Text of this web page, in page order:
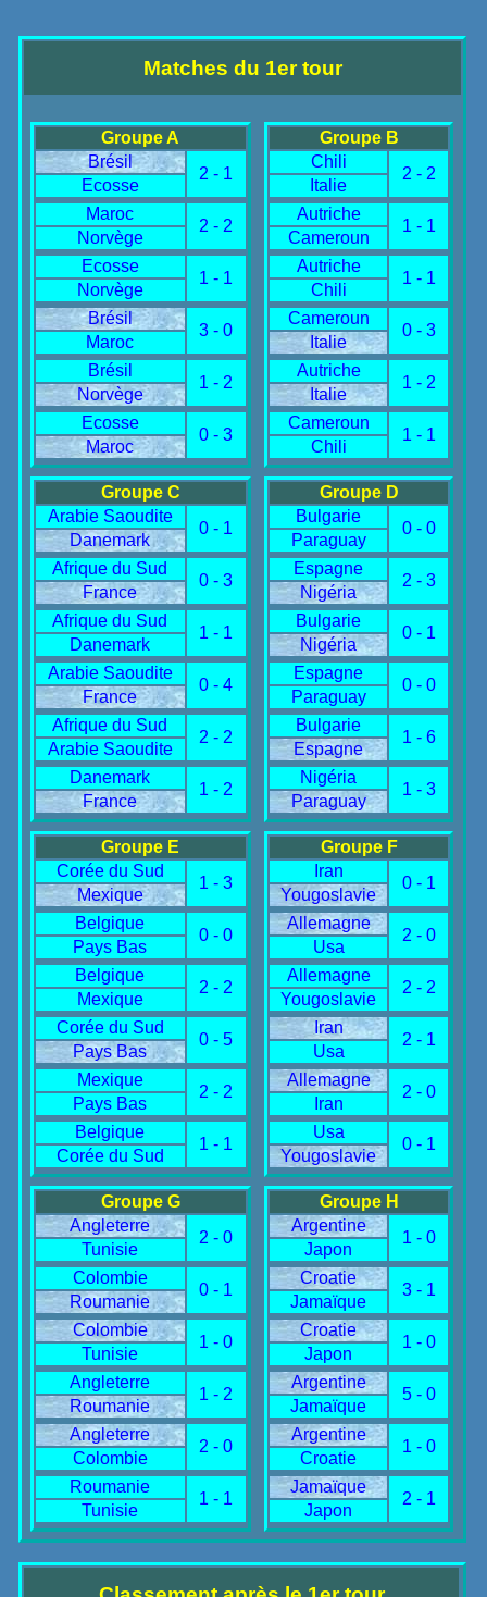
Matches du 1er tour
Groupe A
Brésil
2 - 1
Ecosse
Maroc
2 - 2
Norvège
Ecosse
1 - 1
Norvège
Brésil
3 - 0
Maroc
Brésil
1 - 2
Norvège
Ecosse
0 - 3
Maroc
Groupe B
Chili
2 - 2
Italie
Autriche
1 - 1
Cameroun
Autriche
1 - 1
Chili
Cameroun
0 - 3
Italie
Autriche
1 - 2
Italie
Cameroun
1 - 1
Chili
Groupe C
Arabie Saoudite
0 - 1
Danemark
Afrique du Sud
0 - 3
France
Afrique du Sud
1 - 1
Danemark
Arabie Saoudite
0 - 4
France
Afrique du Sud
2 - 2
Arabie Saoudite
Danemark
1 - 2
France
Groupe D
Bulgarie
0 - 0
Paraguay
Espagne
2 - 3
Nigéria
Bulgarie
0 - 1
Nigéria
Espagne
0 - 0
Paraguay
Bulgarie
1 - 6
Espagne
Nigéria
1 - 3
Paraguay
Groupe E
Corée du Sud
1 - 3
Mexique
Belgique
0 - 0
Pays Bas
Belgique
2 - 2
Mexique
Corée du Sud
0 - 5
Pays Bas
Mexique
2 - 2
Pays Bas
Belgique
1 - 1
Corée du Sud
Groupe F
Iran
0 - 1
Yougoslavie
Allemagne
2 - 0
Usa
Allemagne
2 - 2
Yougoslavie
Iran
2 - 1
Usa
Allemagne
2 - 0
Iran
Usa
0 - 1
Yougoslavie
Groupe G
Angleterre
2 - 0
Tunisie
Colombie
0 - 1
Roumanie
Colombie
1 - 0
Tunisie
Angleterre
1 - 2
Roumanie
Angleterre
2 - 0
Colombie
Roumanie
1 - 1
Tunisie
Groupe H
Argentine
1 - 0
Japon
Croatie
3 - 1
Jamaïque
Croatie
1 - 0
Japon
Argentine
5 - 0
Jamaïque
Argentine
1 - 0
Croatie
Jamaïque
2 - 1
Japon